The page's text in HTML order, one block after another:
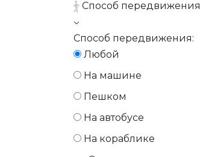
Способ передвижения
Способ передвижения:
Любой
На машине
Пешком
На автобусе
На кораблике